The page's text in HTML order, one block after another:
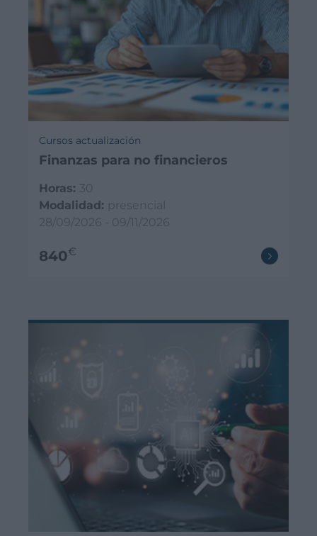
Cursos actualización
Finanzas para no financieros
Horas: 30
Modalidad: presencial
28/09/2026 - 09/11/2026
840€